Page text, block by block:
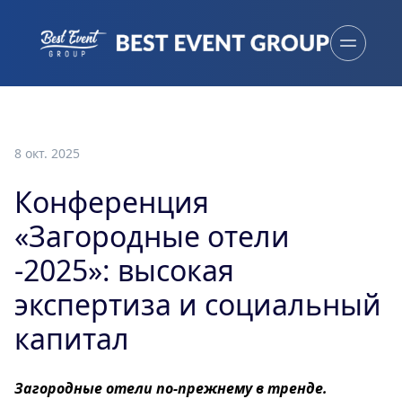
8 окт. 2025
Конференция
«Загородные отели
-2025»: высокая
экспертиза и социальный
капитал
Загородные отели по-прежнему в тренде.